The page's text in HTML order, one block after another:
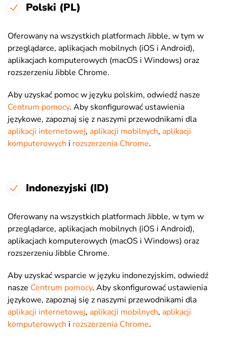
Polski (PL)
Oferowany na wszystkich platformach Jibble, w tym w
przeglądarce, aplikacjach mobilnych (iOS i Android),
aplikacjach komputerowych (macOS i Windows) oraz
rozszerzeniu Jibble Chrome.
Aby uzyskać pomoc w języku polskim, odwiedź nasze
Centrum pomocy. Aby skonfigurować ustawienia
językowe, zapoznaj się z naszymi przewodnikami dla
aplikacji internetowej, aplikacji mobilnych, aplikacji
komputerowych i rozszerzenia Chrome.
Indonezyjski (ID)
Oferowany na wszystkich platformach Jibble, w tym w
przeglądarce, aplikacjach mobilnych (iOS i Android),
aplikacjach komputerowych (macOS i Windows) oraz
rozszerzeniu Jibble Chrome.
Aby uzyskać wsparcie w języku indonezyjskim, odwiedź
nasze Centrum pomocy. Aby skonfigurować ustawienia
językowe, zapoznaj się z naszymi przewodnikami dla
aplikacji internetowej, aplikacji mobilnych, aplikacji
komputerowych i rozszerzenia Chrome.